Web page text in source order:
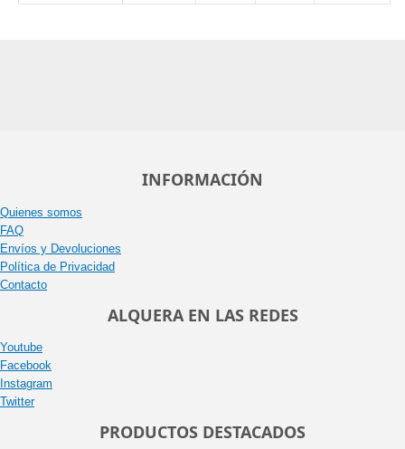
INFORMACIÓN
Quienes somos
FAQ
Envíos y Devoluciones
Política de Privacidad
Contacto
ALQUERA EN LAS REDES
Youtube
Facebook
Instagram
Twitter
PRODUCTOS DESTACADOS